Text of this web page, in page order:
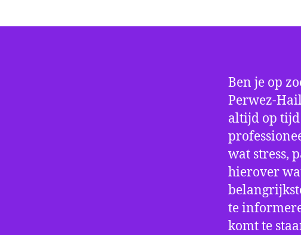
Ben je op
Perwez-
altijd op tijd
wat stress,
hierover
te
komt te